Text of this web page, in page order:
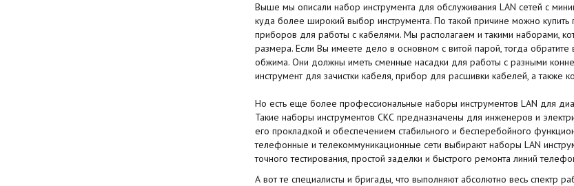
Выше мы описали набор инструмента для обслуживания LAN сетей с
куда более широкий выбор инструмента. По такой причине можно
приборов для работы с кабелями. Мы располагаем и такими наборами,
размера. Если Вы имеете дело в основном с витой парой, тогда
обжима. Они должны иметь сменные насадки для работы с разными
инструмент для зачистки кабеля, прибор для расшивки кабелей, а также
Но есть еще более профессиональные наборы инструментов LAN для
Такие наборы инструментов СКС предназначены для инженеров и
его прокладкой и обеспечением стабильного и бесперебойного
телефонные и телекоммуникационные сети выбирают наборы LAN
точного тестирования, простой заделки и быстрого ремонта линий
А вот те специалисты и бригады, что выполняют абсолютно весь спектр